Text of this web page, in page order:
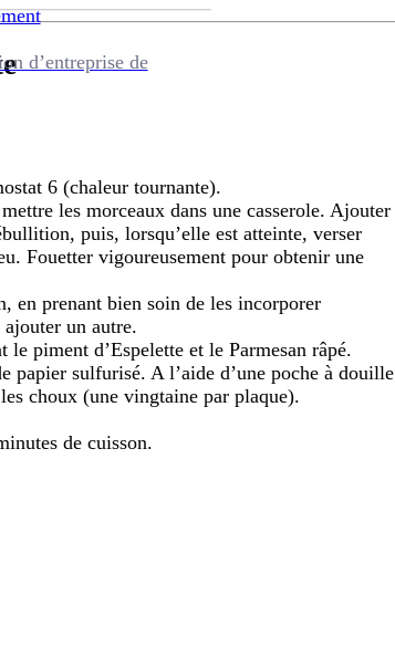
d’entreprise de
6 (chaleur tournante).
les morceaux dans une casserole. Ajouter
puis, lorsqu’elle est atteinte, verser
Fouetter vigoureusement pour obtenir une
en prenant bien soin de les incorporer
ajouter un autre.
piment d’Espelette et le Parmesan râpé.
papier sulfurisé. A l’aide d’une poche à douille
choux (une vingtaine par plaque).
de cuisson.